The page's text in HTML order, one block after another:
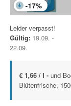
-17%
Leider verpasst!
Gültig: 19.09. -
22.09.
€ 1,66 / l - und
Blütenfrische,